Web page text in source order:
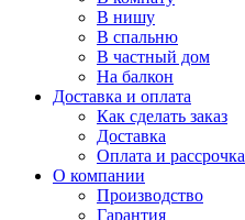
В нишу
В спальню
В частный дом
На балкон
Доставка и оплата
Как сделать заказ
Доставка
Оплата и рассрочка
О компании
Производство
Гарантия